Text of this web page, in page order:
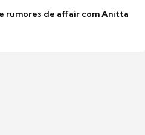
rumores de affair com Anitta